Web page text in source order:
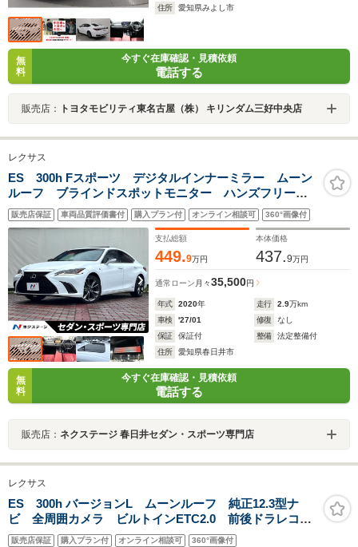
住所 愛知県みよし市
無
料
今すぐ在庫確認・見積依頼
電話する
販売店： トヨタモビリティ東名古屋（株） キリンダム三好中央店
レクサス
ES 300h Fスポーツ デジタルインナーミラー ムーン
ルーフ ブラインドスポットモニター ハンズフリーパ
ワートランク メモリシート シートベンチレーショ
ン 3眼LEDヘッドライト 純正19インチアルミホイール
販売店保証 車両品質評価書付 購入プラン付 オンライン相談可 360°画像付
支払総額
449.9万円
本体価格
437.9万円
通常ローン 月々35,500円
年式 2020年 走行 2.9万km
車検
'27/01 修復
なし
保証
保証付 整備
法定整備付
住所
愛知県春日井市
無
料
今すぐ在庫確認・見積依頼
電話する
販売店： ネクステージ 春日井セダン・スポーツ専門店
レクサス
ES 300h バージョンL ムーンルーフ 純正12.3型ナ
ビ 全周囲カメラ ビルトインETC2.0 前後ドラレコ
BSM HUD 電動リアゲート パドルシフト レクサス
販売店保証 購入プラン付 オンライン相談可 360°画像付